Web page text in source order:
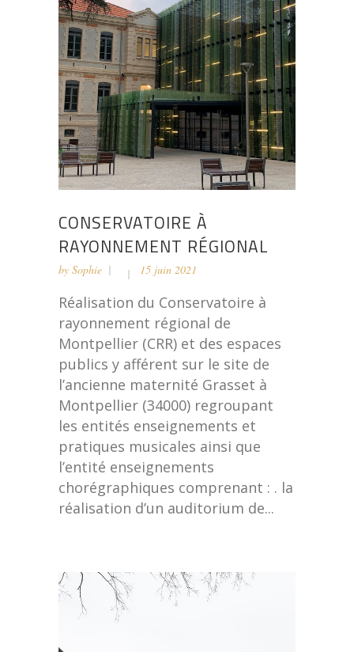
CONSERVATOIRE À
RAYONNEMENT RÉGIONAL
by Sophie 15 juin 2021
Réalisation du Conservatoire à
rayonnement régional de
Montpellier (CRR) et des espaces
publics y afférent sur le site de
l’ancienne maternité Grasset à
Montpellier (34000) regroupant
les entités enseignements et
pratiques musicales ainsi que
l’entité enseignements
chorégraphiques comprenant : . la
réalisation d’un auditorium de...